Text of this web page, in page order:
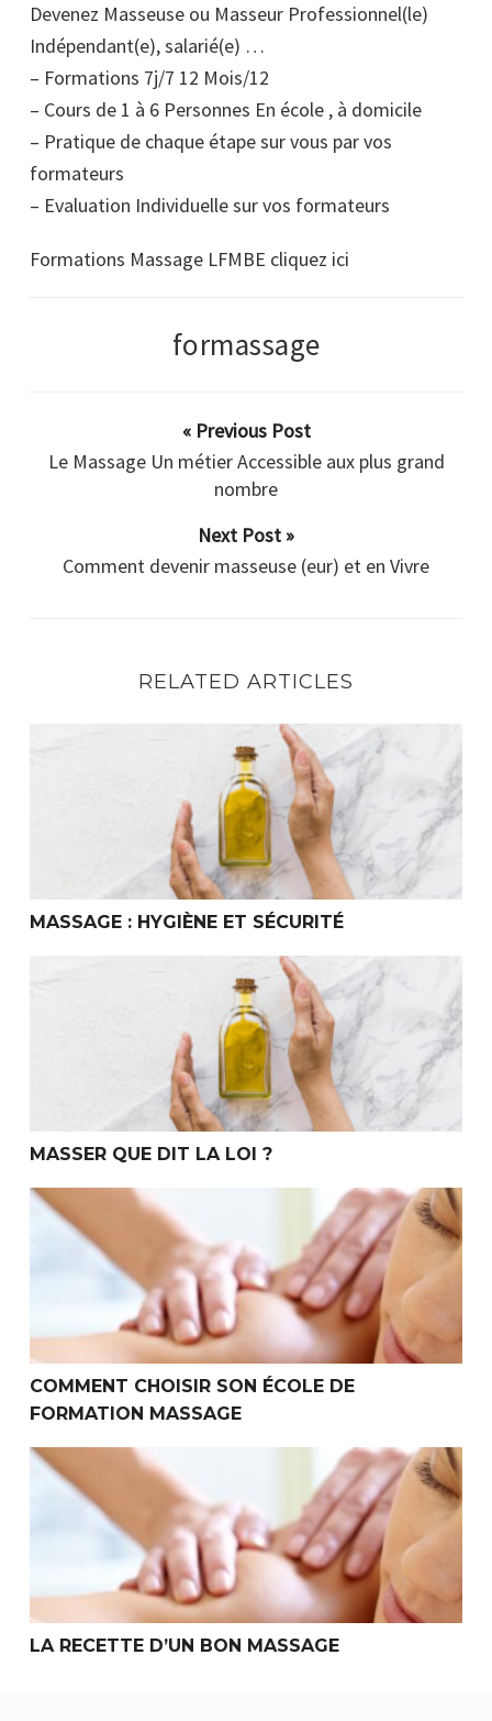
Devenez Masseuse ou Masseur Professionnel(le)
Indépendant(e), salarié(e) …
– Formations 7j/7 12 Mois/12
– Cours de 1 à 6 Personnes En école , à domicile
– Pratique de chaque étape sur vous par vos
formateurs
– Evaluation Individuelle sur vos formateurs
Formations Massage LFMBE cliquez ici
formassage
« Previous Post
Le Massage Un métier Accessible aux plus grand
nombre
Next Post »
Comment devenir masseuse (eur) et en Vivre
RELATED ARTICLES
Massage : Hygiène et Sécurité
MASSAGE : HYGIÈNE ET SÉCURITÉ
MASSER QUE DIT LA LOI ?
Comment choisir son école de formation Massage
COMMENT CHOISIR SON ÉCOLE DE
FORMATION MASSAGE
La Recette d’un Bon Massage
LA RECETTE D’UN BON MASSAGE